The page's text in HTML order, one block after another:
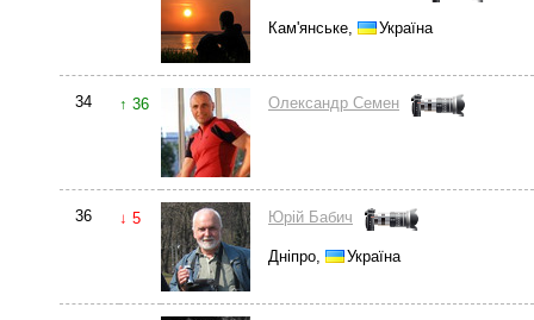
Кам'янське, Україна
34 ↑ 36 Олександр Семен
36 ↓ 5 Юрій Бабич
Дніпро, Україна